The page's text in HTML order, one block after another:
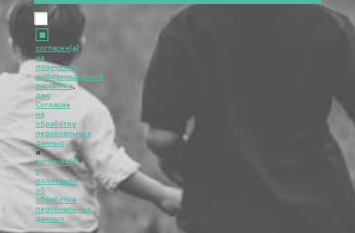
согласен(а)
на
получение
информационной
рассылки,
даю
Согласие
на
обработку
персональных
данных
и
согласен(а)
с
политикой
об
обработке
персональных
данных